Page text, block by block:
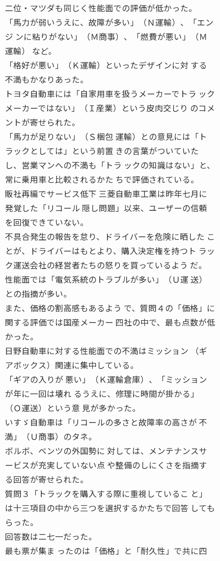
二位・マツダも同じく性能面での評価が低かった。
「馬力が弱いうえに、故障が多い」（Ｎ運輸）、「エン
ジ ンに粘りがない」（Ｍ商事）、「燃費が悪い」（Ｍ
運輸） など。
「格好が悪い」（Ｋ運輸）といったデザインに対 する
不満もかなりあった。
トヨタ自動車には「自家用車を扱うメーカーでトラ ック
メーカーではない」（Ｉ産業）という皮肉交じり のコメ
ントが寄せられた。
「馬力が足りない」（Ｓ梱包 運輸）との意見には「ト
ラックとしては」という前置 きの言葉がついていた
し、営業マンへの不満も「トラ ックの知識はない」と、
常に乗用車と比較されるかた ちで評価されている。
販社再編でサービス低下 三菱自動車工業は昨年七月に
発覚した「リコール 隠し問題」以来、ユーザーの信頼
を回復できていない。
不具合発生の報告を怠り、ドライバーを危険に晒した こ
とが、ドライバーはもとより、購入決定権を持つト ラッ
ク運送会社の経営者たちの怒りを買っているよう だ。
性能面では「電気系統のトラブルが多い」（Ｕ運 送）
との指摘が多い。
また、価格の割高感もあるよう で、質問４の「価格」に
関する評価では国産メーカー 四社の中で、最も点数が低
かった。
日野自動車に対する性能面での不満はミッション （ギ
アボックス）関連に集中している。
「ギアの入りが 悪い」（Ｋ運輸倉庫）、「ミッション
が年に一回は壊れ るうえに、修理に時間が掛かる」
（Ｏ運送）という意 見が多かった。
いすゞ自動車は「リコールの多さと故障率の高さが 不
満」（Ｕ商事）のタネ。
ボルボ、ベンツの外国勢に 対しては、メンテナンスサ
ービスが充実していない点 や整備のしにくさを指摘す
る回答が寄せられた。
質問３「トラックを購入する際に重視しているこ と」
は十三項目の中から三つを選択するかたちで回答 しても
らった。
回答数は二七一だった。
最も票が集ま ったのは「価格」と「耐久性」で共に四